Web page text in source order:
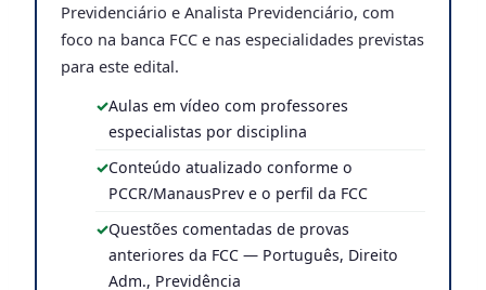
Previdenciário e Analista Previdenciário, com
foco na banca FCC e nas especialidades previstas
para este edital.
Aulas em vídeo com professores
especialistas por disciplina
Conteúdo atualizado conforme o
PCCR/ManausPrev e o perfil da FCC
Questões comentadas de provas
anteriores da FCC — Português, Direito
Adm., Previdência